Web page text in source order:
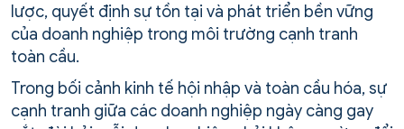
lược, quyết định sự tồn tại và phát triển bền vững
của doanh nghiệp trong môi trường cạnh tranh
toàn cầu.
Trong bối cảnh kinh tế hội nhập và toàn cầu hóa, sự
cạnh tranh giữa các doanh nghiệp ngày càng gay